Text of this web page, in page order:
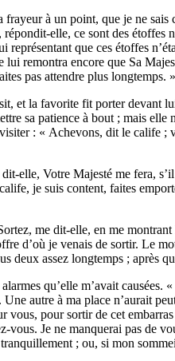
à un point, que je ne sais
elle, ce sont des étoffes
que ces étoffes
remontra encore que Sa
pas attendre plus longtemps. »
et la favorite fit porter devant
sa patience à bout ; mais elle
: « Achevons, dit le calife
elle, Votre Majesté me fera,
je suis content, faites
me dit-elle, en me
d’où je venais de sortir. Le
deux assez longtemps ; après
qu’elle m’avait causées.
autre à ma place n’aurait
pour sortir de cet
Je ne manquerai pas de
; ou, si mon